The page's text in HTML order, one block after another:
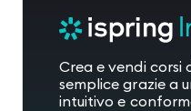
Crea e vendi corsi
semplice grazie a
intuitivo e